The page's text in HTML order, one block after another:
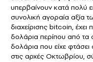
υπερβαίνουν κατά πολύ
συνολική αγοραία αξία
διαχείρισης bitcoin, έχει
δολάρια περίπου από τα
δολάρια που είχε
στις αρχές Οκτωβρίου,